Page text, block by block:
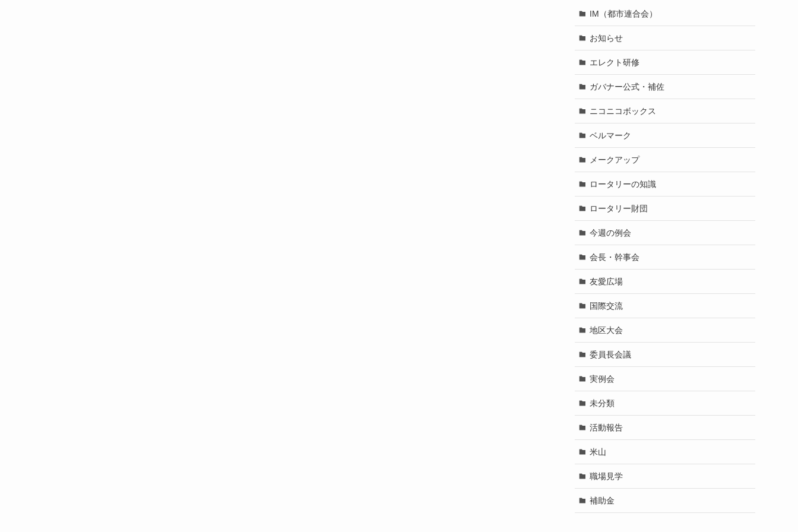
IM（都市連合会）
お知らせ
エレクト研修
ガバナー公式・補佐
ニコニコボックス
ベルマーク
メークアップ
ロータリーの知識
ロータリー財団
今週の例会
会長・幹事会
友愛広場
国際交流
地区大会
委員長会議
実例会
未分類
活動報告
米山
職場見学
補助金